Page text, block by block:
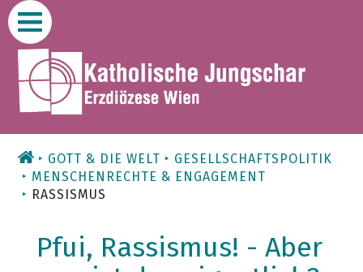
Zum
Inhalt
GOTT & DIE WELT
GESELLSCHAFTSPOLITIK
MENSCHENRECHTE & ENGAGEMENT
RASSISMUS
Pfui, Rassismus! - Aber